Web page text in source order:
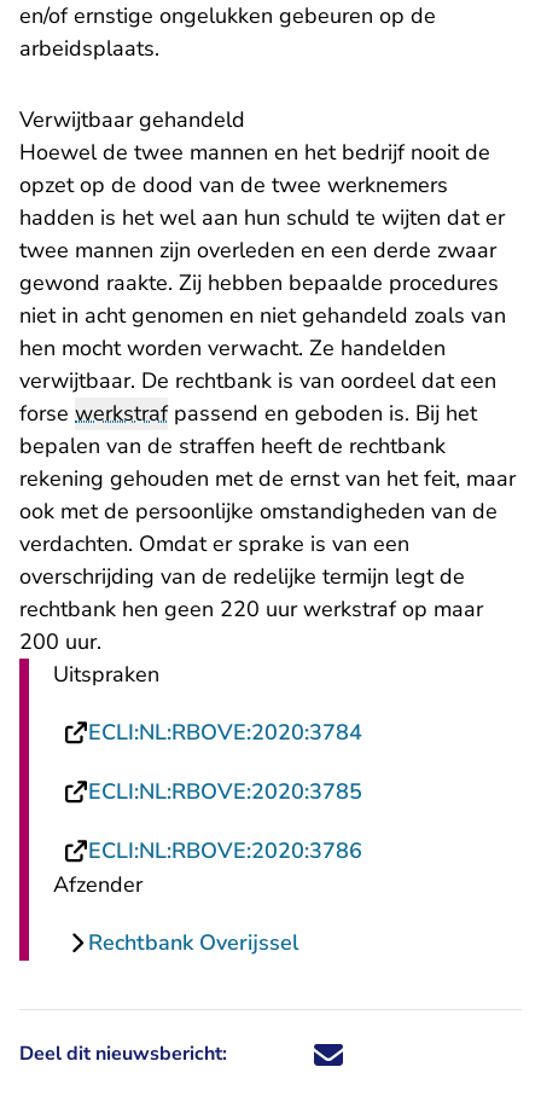
en/of ernstige ongelukken gebeuren op de
arbeidsplaats.
Verwijtbaar gehandeld
Hoewel de twee mannen en het bedrijf nooit de
opzet op de dood van de twee werknemers
hadden is het wel aan hun schuld te wijten dat er
twee mannen zijn overleden en een derde zwaar
gewond raakte. Zij hebben bepaalde procedures
niet in acht genomen en niet gehandeld zoals van
hen mocht worden verwacht. Ze handelden
verwijtbaar. De rechtbank is van oordeel dat een
forse werkstrafpassend en geboden is. Bij het
bepalen van de straffen heeft de rechtbank
rekening gehouden met de ernst van het feit, maar
ook met de persoonlijke omstandigheden van de
verdachten. Omdat er sprake is van een
overschrijding van de redelijke termijn legt de
rechtbank hen geen 220 uur werkstraf op maar
200 uur.
Uitspraken
ECLI:NL:RBOVE:2020:3784- U verlaat
ECLI:NL:RBOVE:2020:3785
ECLI:NL:RBOVE:2020:3786
Afzender
Rechtbank Overijssel
Deel dit nieuwsbericht: Deel dit nieuwsbericht via X -
Deel dit nieuwsbericht via
Deel dit nieuwsbericht
Deel dit